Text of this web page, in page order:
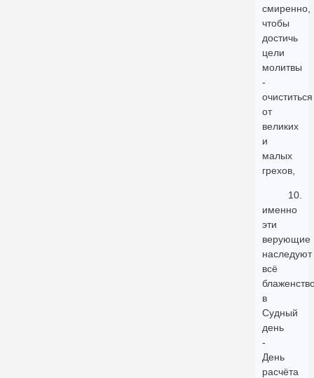
смиренно,
чтобы
достичь
цели
молитвы
-
очиститься
от
великих
и
малых
грехов,
10.
именно
эти
верующие
наследуют
всё
в
Судный
день
-
День
расчёта